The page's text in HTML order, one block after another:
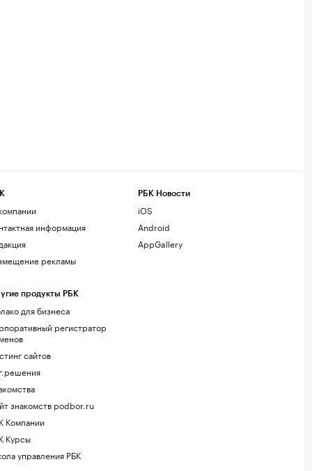
информация
рекламы
продукты РБК
для бизнеса
регистратор
сайтов
знакомств podbor.ru
Компании
Курсы
управления РБК
РБК Новости
iOS
Android
AppGallery